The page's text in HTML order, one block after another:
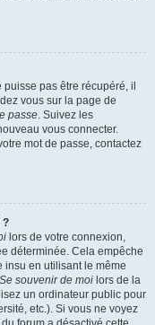
pas être récupéré, il
vous sur la page de
passe. Suivez les
vous connecter.
mot de passe, contactez
?
lors de votre connexion,
déterminée. Cela empêche
insu en utilisant le même
Se souvenir de moi lors de la
un ordinateur public pour
etc.). Si vous ne voyez